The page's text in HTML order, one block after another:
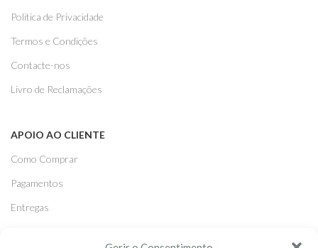
Politica de Privacidade
Termos e Condições
Contacte-nos
Livro de Reclamações
APOIO AO CLIENTE
Como Comprar
Pagamentos
Entregas